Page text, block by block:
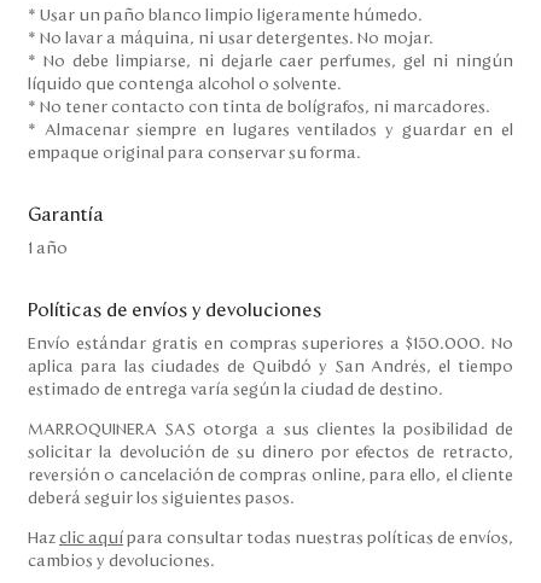
* Usar un paño blanco limpio ligeramente húmedo.
* No lavar a máquina, ni usar detergentes. No mojar.
* No debe limpiarse, ni dejarle caer perfumes, gel ni ningún
líquido que contenga alcohol o solvente.
* No tener contacto con tinta de bolígrafos, ni marcadores.
* Almacenar siempre en lugares ventilados y guardar en el
empaque original para conservar su forma.
Garantía
1 año
Políticas de envíos y devoluciones
Envío estándar gratis en compras superiores a $150.000. No
aplica para las ciudades de Quibdó y San Andrés, el tiempo
estimado de entrega varía según la ciudad de destino.
MARROQUINERA SAS otorga a sus clientes la posibilidad de
solicitar la devolución de su dinero por efectos de retracto,
reversión o cancelación de compras online, para ello, el cliente
deberá seguir los siguientes pasos.
Haz clic aquí para consultar todas nuestras políticas de envíos,
cambios y devoluciones.